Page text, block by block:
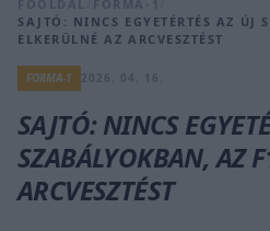
FŐOLDAL FORMA-1
SAJTÓ: NINCS EGYETÉRTÉS AZ ÚJ
ELKERÜLNÉ AZ ARCVESZTÉST
FORMA-1
SAJTÓ: NINCS
SZABÁLYOKBAN, AZ
ARCVESZTÉST